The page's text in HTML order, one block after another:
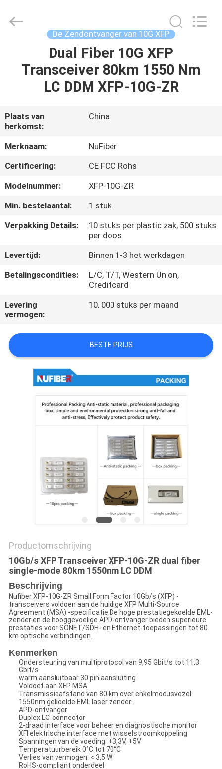
PRODUCTEN
ONGEVEER
ONS
FABRIEKSREIS
CONTACTEER
NIEUWS
VERZOEK
EEN
CITAAT
SITEMAP
PRIVACYBELEID
Co.,Ltd.
De Zendontvanger van 10G XFP
Dual Fiber 10G XFP
Transceiver 80km 1550 Nm
LC DDM XFP-10G-ZR
Plaats van
herkomst:
China
Merknaam:
NuFiber
Certificering:
CE FCC Rohs
Modelnummer:
XFP-10G-ZR
Min. bestelaantal:
1 stuk
Verpakking Details:
10 stuks per plastic zak, 500 stuks
per doos
Levertijd:
Binnen 1-3 het werkdagen
Betalingscondities:
L/C, T/T, Western Union,
Creditcard
Levering
vermogen:
10, 000 stuks per maand
BESTE PRIJS
Productomschrijving
10Gb/s XFP Transceiver XFP-10G-ZR dual fiber
single-mode 80km 1550nm LC DDM
Beschrijving
Nufiber XFP-10G-ZR Small Form Factor 10Gb/s (XFP) -
transceivers voldoen aan de huidige XFP Multi-Source
Agreement (MSA) -specificatie.De hoge prestatiegekoelde EML-
zender en de hooggevoelige APD-ontvanger bieden superieure
prestaties voor SONET/SDH- en Ethernet-toepassingen tot 80
km optische verbindingen.
Kenmerken
Ondersteuning van multiprotocol van 9,95 Gbit/s tot 11,3
Gbit/s
warm aansluitbaar 30 pin aansluiting
Voldoet aan XFP MSA
Transmissieafstand van 80 km over enkelmodusvezel
1550nm gekoelde EML laser zender.
APD-ontvanger
Duplex LC-connector
2-draad interface voor beheer en diagnostische monitor
XFI elektrische interface met wisselstroomkoppeling
Spanningen van de voeding: +3,3V, +5V
Temperatuurbereik 0°C tot 70°C
Verlies van vermogen: < 3,5 W
RoHS-compliant onderdeel